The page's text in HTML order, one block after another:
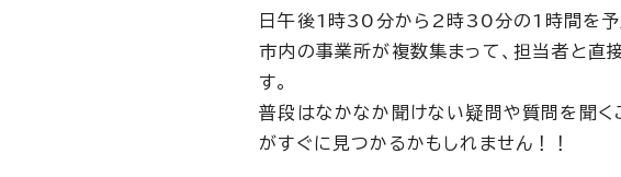
日午後1時30分から2時30分の1時間を予
市内の事業所が複数集まって、担当者と直
す。
普段はなかなか聞けない疑問や質問を聞く
がすぐに見つかるかもしれません！！